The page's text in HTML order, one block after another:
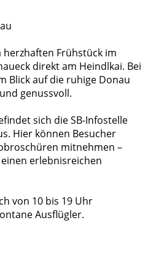
Frühstück im
direkt am Heindlkai. Bei
Blick auf die ruhige Donau
genussvoll.
sich die SB-Infostelle
Hier können Besucher
mitnehmen –
erlebnisreichen
von 10 bis 19 Uhr
Ausflügler.